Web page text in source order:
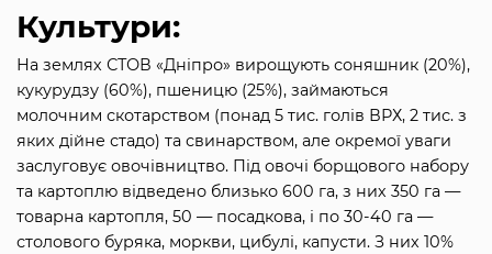
Культури:
На землях СТОВ «Дніпро» вирощують соняшник (20%),
кукурудзу (60%), пшеницю (25%), займаються
молочним скотарством (понад 5 тис. голів ВРХ, 2 тис. з
яких дійне стадо) та свинарством, але окремої уваги
заслуговує овочівництво. Під овочі борщового набору
та картоплю відведено близько 600 га, з них 350 га —
товарна картопля, 50 — посадкова, і по 30-40 га —
столового буряка, моркви, цибулі, капусти. З них 10%